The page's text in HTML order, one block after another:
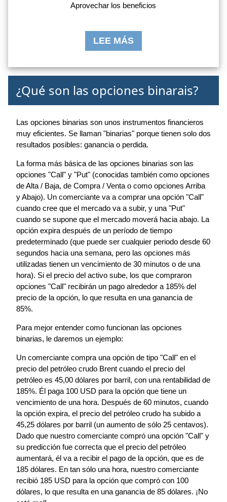
Aprovechar los beneficios
LEE MÁS
¿Qué son las opciones binarais?
Las opciones binarias son unos instrumentos financieros
muy eficientes. Se llaman "binarias" porque tienen solo dos
resultados posibles: ganancia o perdida.
La forma más básica de las opciones binarias son las
opciones "Call" y "Put" (conocidas también como opciones
de Alta / Baja, de Compra / Venta o como opciones Arriba
y Abajo). Un comerciante va a comprar una opción "Call"
cuando cree que el mercado va a subir, y una "Put"
cuando se supone que el mercado moverá hacia abajo. La
opción expira después de un período de tiempo
predeterminado (que puede ser cualquier periodo desde 60
segundos hacia una semana, pero las opciones más
utilizadas tienen un vencimiento de 30 minutos o de una
hora). Si el precio del activo sube, los que compraron
opciones "Call" recibirán un pago alrededor a 185% del
precio de la opción, lo que resulta en una ganancia de
85%.
Para mejor entender como funcionan las opciones
binarias, le daremos un ejemplo:
Un comerciante compra una opción de tipo "Call" en el
precio del petróleo crudo Brent cuando el precio del
petróleo es 45,00 dólares por barril, con una rentabilidad de
185%. Él paga 100 USD para la opción que tiene un
vencimiento de una hora. Después de 60 minutos, cuando
la opción expira, el precio del petróleo crudo ha subido a
45,25 dólares por barril (un aumento de sólo 25 centavos).
Dado que nuestro comerciante compró una opción "Call" y
su predicción fue correcta que el precio del petróleo
aumentará, él va a recibir el pago de la opción, que es de
185 dólares. En tan sólo una hora, nuestro comerciante
recibió 185 USD para la opción que compró con 100
dólares, lo que resulta en una ganancia de 85 dólares. ¡No